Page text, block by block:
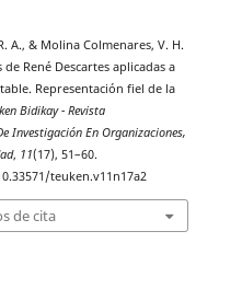
A., & Molina Colmenares, V. H.
de René Descartes aplicadas a
Representación fiel de la
Bidikay - Revista
Investigación En Organizaciones,
, 11(17), 51–60.
teuken.v11n17a2
de cita